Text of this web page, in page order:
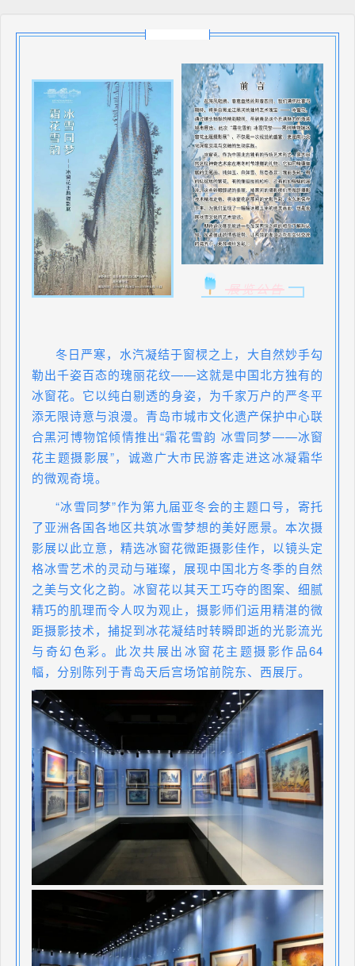
展览公告
冬日严寒，水汽凝结于窗棂之上，大自然妙手勾
勒出千姿百态的瑰丽花纹——这就是中国北方独有的
冰窗花。它以纯白剔透的身姿，为千家万户的严冬平
添无限诗意与浪漫。青岛市城市文化遗产保护中心联
合黑河博物馆倾情推出“霜花雪韵 冰雪同梦——冰窗
花主题摄影展”，诚邀广大市民游客走进这冰凝霜华
的微观奇境。
“冰雪同梦”作为第九届亚冬会的主题口号，寄托
了亚洲各国各地区共筑冰雪梦想的美好愿景。本次摄
影展以此立意，精选冰窗花微距摄影佳作，以镜头定
格冰雪艺术的灵动与璀璨，展现中国北方冬季的自然
之美与文化之韵。冰窗花以其天工巧夺的图案、细腻
精巧的肌理而令人叹为观止，摄影师们运用精湛的微
距摄影技术，捕捉到冰花凝结时转瞬即逝的光影流光
与奇幻色彩。此次共展出冰窗花主题摄影作品64
幅，分别陈列于青岛天后宫场馆前院东、西展厅。